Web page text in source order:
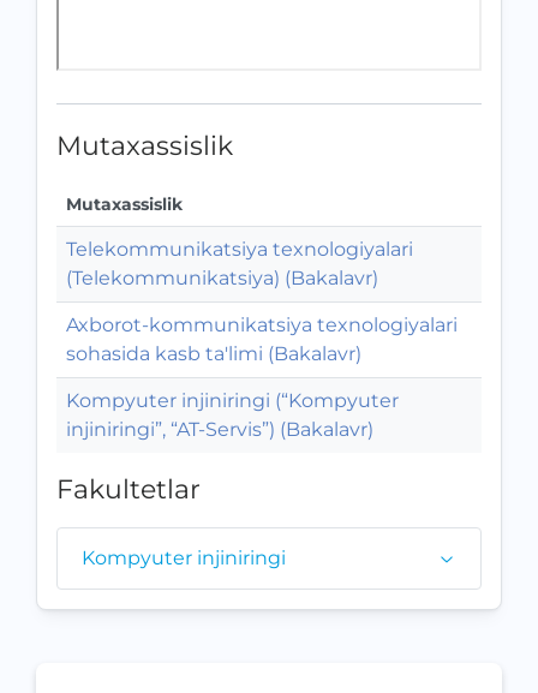
Mutaxassislik
Mutaxassislik
Telekommunikatsiya texnologiyalari
(Telekommunikatsiya) (Bakalavr)
Axborot-kommunikatsiya texnologiyalari
sohasida kasb ta'limi (Bakalavr)
Kompyuter injiniringi (“Kompyuter
injiniringi”, “AT-Servis”) (Bakalavr)
Fakultetlar
Kompyuter injiniringi